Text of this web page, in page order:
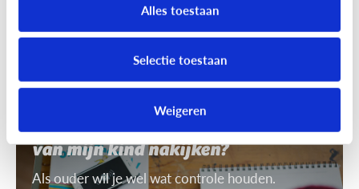
Alles toestaan
Selectie toestaan
Weigeren
Mag ik de smartphone of tablet
van mijn kind nakijken?
Als ouder wil je wel wat controle houden.